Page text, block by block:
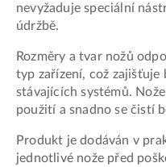
nevyžaduje speciální
údržbě.
Rozměry a tvar nožů
typ zařízení, což zajišťuje
stávajících systémů.
použití a snadno se čistí
Produkt je dodáván v
jednotlivé nože před